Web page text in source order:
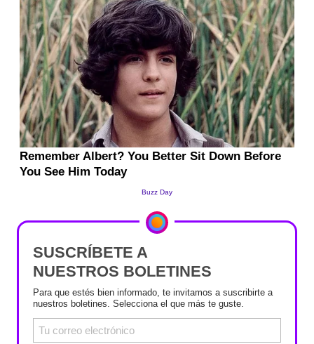
SUSCRÍBETE A
NUESTROS BOLETINES
Para que estés bien informado, te invitamos a suscribirte a
nuestros boletines. Selecciona el que más te guste.